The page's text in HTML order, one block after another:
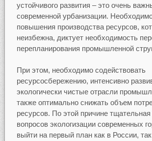
устойчивого развития – это очень
современной урбанизации.
повышения производства ресурсов,
неизбежна, диктует необходимость
перепланирования промышленной
При этом, необходимо содействовать
ресурсосбережению, интенсивно
экологически чистые отрасли
также оптимально снижать объем
ресурсов. По этой причине тщательная
вопросов экологизации современных
выйти на первый план как в России,